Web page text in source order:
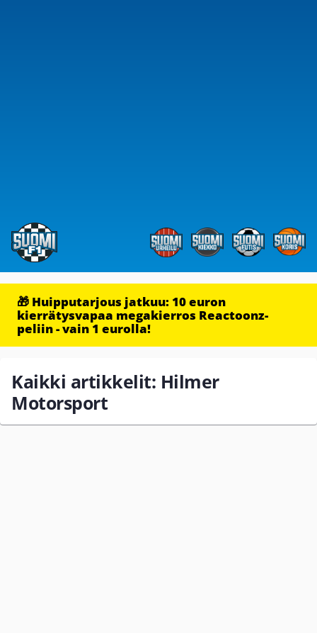
🎁 Huipputarjous jatkuu: 10 euron
kierrätysvapaa megakierros Reactoonz-
peliin - vain 1 eurolla!
Kaikki artikkelit: Hilmer
Motorsport